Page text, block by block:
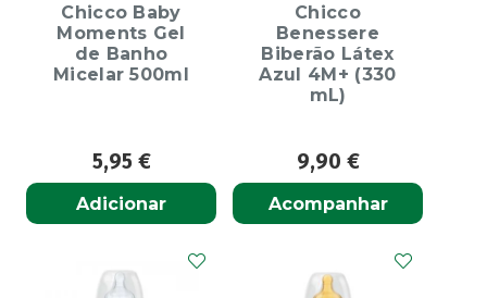
Chicco Baby
Moments Gel
de Banho
Micelar 500ml
5,95 €
Adicionar
Chicco
Benessere
Biberão Látex
Azul 4M+ (330
mL)
9,90 €
Acompanhar